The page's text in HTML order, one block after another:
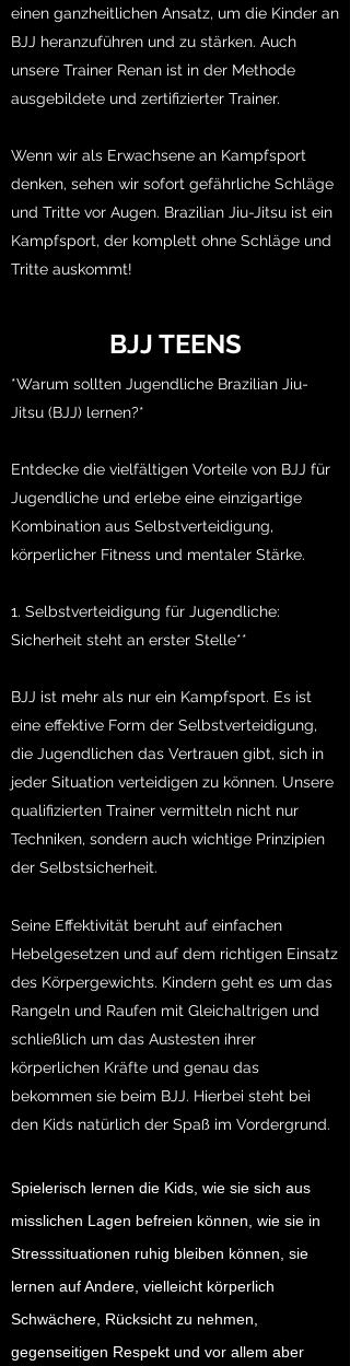
einen ganzheitlichen Ansatz, um die Kinder an
BJJ heranzuführen und zu stärken. Auch
unsere Trainer Renan ist in der Methode
ausgebildete und zertifizierter Trainer.
​Wenn wir als Erwachsene an Kampfsport
denken, sehen wir sofort gefährliche Schläge
und Tritte vor Augen. Brazilian Jiu-Jitsu ist ein
Kampfsport, der komplett ohne Schläge und
Tritte auskommt!
BJJ TEENS
*Warum sollten Jugendliche Brazilian Jiu-
Jitsu (BJJ) lernen?*
Entdecke die vielfältigen Vorteile von BJJ für
Jugendliche und erlebe eine einzigartige
Kombination aus Selbstverteidigung,
körperlicher Fitness und mentaler Stärke.
1. Selbstverteidigung für Jugendliche:
Sicherheit steht an erster Stelle**
BJJ ist mehr als nur ein Kampfsport. Es ist
eine effektive Form der Selbstverteidigung,
die Jugendlichen das Vertrauen gibt, sich in
jeder Situation verteidigen zu können. Unsere
qualifizierten Trainer vermitteln nicht nur
Techniken, sondern auch wichtige Prinzipien
der Selbstsicherheit.
Seine Effektivität beruht auf einfachen
Hebelgesetzen und auf dem richtigen Einsatz
des Körpergewichts. Kindern geht es um das
Rangeln und Raufen mit Gleichaltrigen und
schließlich um das Austesten ihrer
körperlichen Kräfte und genau das
bekommen sie beim BJJ. Hierbei steht bei
den Kids natürlich der Spaß im Vordergrund.
Spielerisch lernen die Kids, wie sie sich aus
misslichen Lagen befreien können, wie sie in
Stresssituationen ruhig bleiben können, sie
lernen auf Andere, vielleicht körperlich
Schwächere, Rücksicht zu nehmen,
gegenseitigen Respekt und vor allem aber